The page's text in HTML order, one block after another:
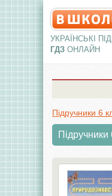
УКРАЇНСЬКІ
ГДЗ ОНЛАЙН
Підручники 6